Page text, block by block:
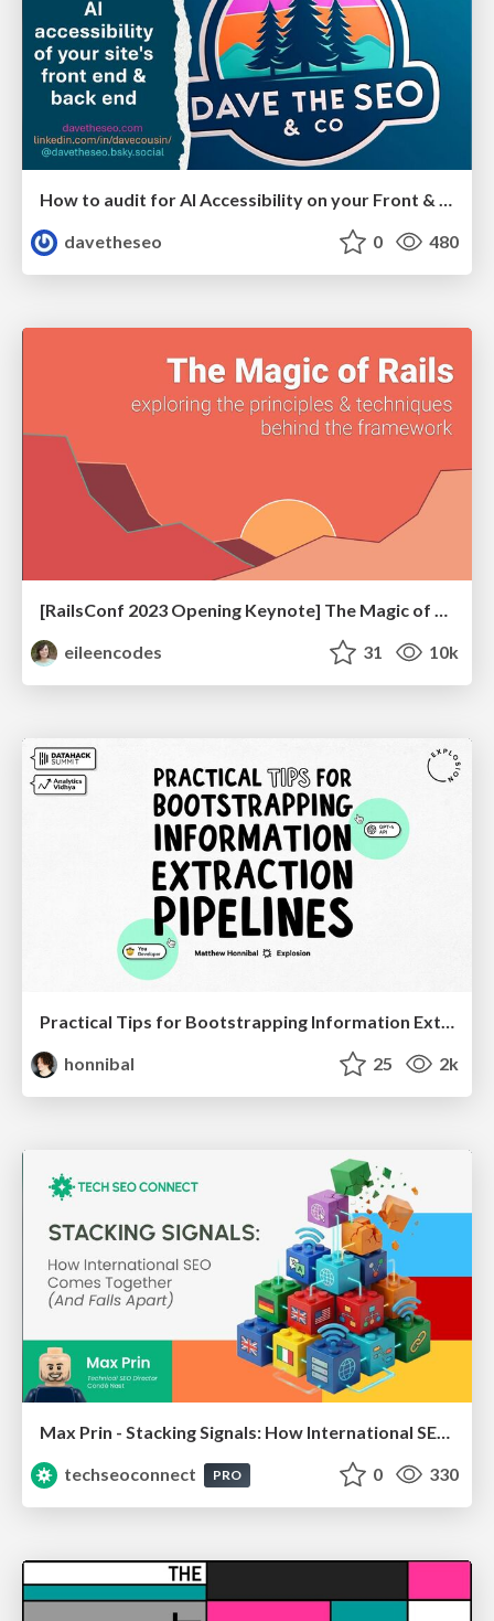
How to audit for AI Accessibility on your Front & Back End
davetheseo
0 480
[RailsConf 2023 Opening Keynote] The Magic of Rails
eileencodes
31 10k
Practical Tips for Bootstrapping Information Extraction Pipelines
honnibal
25 2k
Max Prin - Stacking Signals: How International SEO Comes Together (And Falls Apart)
techseoconnect
PRO 0 330